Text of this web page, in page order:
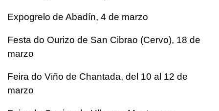
Expogrelo de Abadín, 4 de marzo
Festa do Ourizo de San Cibrao (Cervo), 18 de
marzo
Feira do Viño de Chantada, del 10 al 12 de
marzo